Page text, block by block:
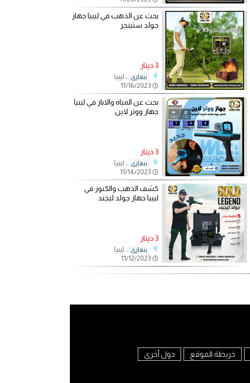
بحث عن الذهب في ليبيا جهاز
جولد ستينجر
3 دينار
بنغازي
، ليبيا
11/16/2023
بحث عن المياه والابار في ليبيا
جهاز ووتر لاين
3 دينار
بنغازي
، ليبيا
11/14/2023
كشف الذهب والكنوز في
ليبيا جهاز جولد ليجند
3 دينار
بنغازي
، ليبيا
11/12/2023
خريطة الموقع دول أخرى